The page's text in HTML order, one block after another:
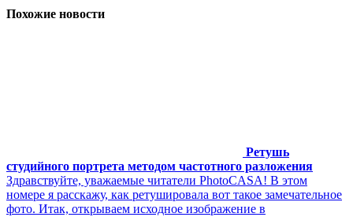
Похожие новости
Ретушь
студийного портрета методом частотного разложения
Здравствуйте, уважаемые читатели PhotoCASA! В этом
номере я расскажу, как ретушировала вот такое замечательное
фото. Итак, открываем исходное изображение в